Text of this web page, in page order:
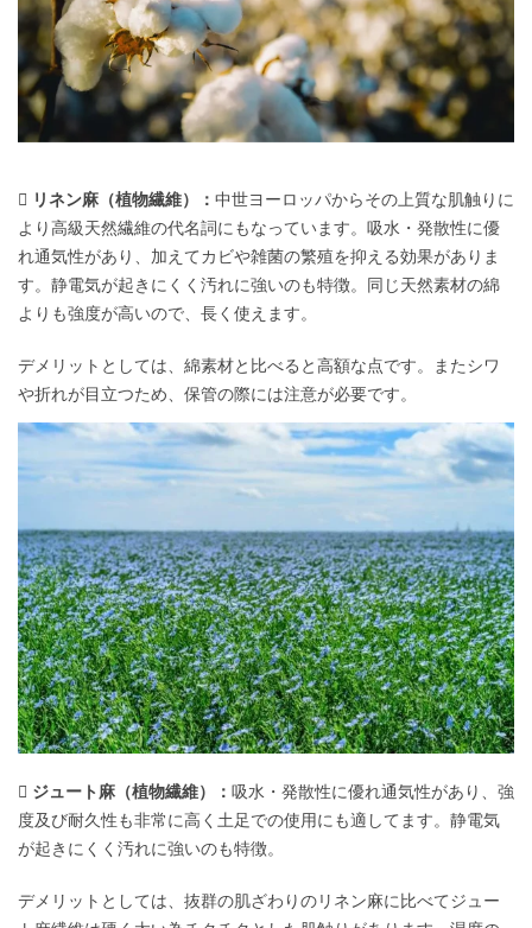
 リネン麻（植物繊維）： 中世ヨーロッパからその上質な肌触りに
より高級天然繊維の代名詞にもなっています。吸水・発散性に優
れ通気性があり、加えてカビや雑菌の繁殖を抑える効果がありま
す。静電気が起きにくく汚れに強いのも特徴。同じ天然素材の綿
よりも強度が高いので、長く使えます。
デメリットとしては、綿素材と比べると高額な点です。またシワ
や折れが目立つため、保管の際には注意が必要です。
 ジュート麻（植物繊維）： 吸水・発散性に優れ通気性があり、強
度及び耐久性も非常に高く土足での使用にも適してます。静電気
が起きにくく汚れに強いのも特徴。
デメリットとしては、抜群の肌ざわりのリネン麻に比べてジュー